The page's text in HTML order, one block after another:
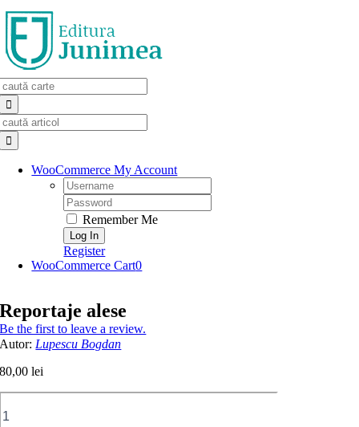
Skip
to
content
WooCommerce My Account
Username:
Password:
Remember Me
Register
WooCommerce Cart0
Reportaje alese
Be the first to leave a review.
Autor: Lupescu Bogdan
80,00lei